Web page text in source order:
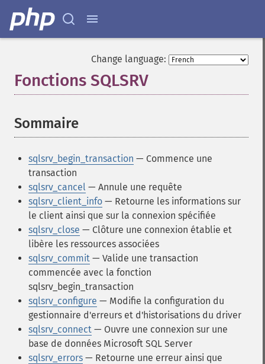
Change language:
Fonctions SQLSRV
Sommaire
sqlsrv_begin_transaction — Commence une
transaction
sqlsrv_cancel — Annule une requête
sqlsrv_client_info — Retourne les informations sur
le client ainsi que sur la connexion spécifiée
sqlsrv_close — Clôture une connexion établie et
libère les ressources associées
sqlsrv_commit — Valide une transaction
commencée avec la fonction
sqlsrv_begin_transaction
sqlsrv_configure — Modifie la configuration du
gestionnaire d'erreurs et d'historisations du driver
sqlsrv_connect — Ouvre une connexion sur une
base de données Microsoft SQL Server
sqlsrv_errors — Retourne une erreur ainsi que